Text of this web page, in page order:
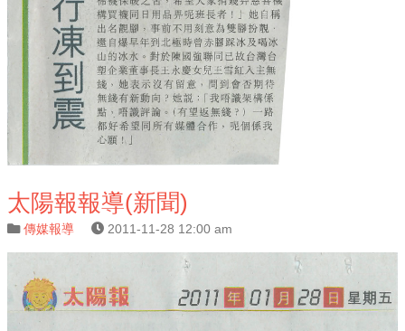
太陽報報導(新聞)
傳媒報導 2011-11-28 12:00 am